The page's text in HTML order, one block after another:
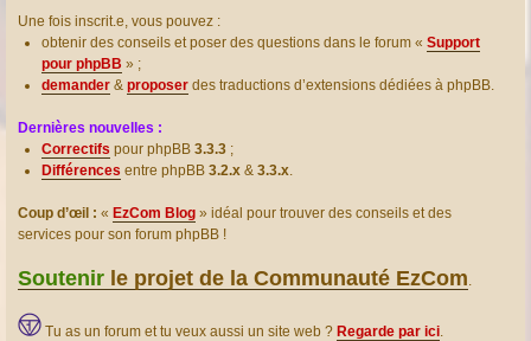
Une fois inscrit.e, vous pouvez :
obtenir des conseils et poser des questions dans le forum « Support
pour phpBB » ;
demander & proposer des traductions d’extensions dédiées à phpBB.
Dernières nouvelles :
Correctifs pour phpBB 3.3.3 ;
Différences entre phpBB 3.2.x & 3.3.x.
Coup d’œil : « EzCom Blog » idéal pour trouver des conseils et des
services pour son forum phpBB !
Soutenir le projet de la Communauté EzCom.
Tu as un forum et tu veux aussi un site web ? Regarde par ici.